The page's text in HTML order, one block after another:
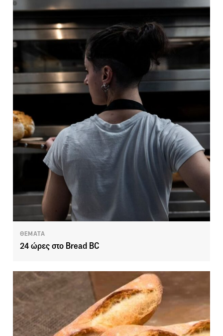
ΘΕΜΑΤΑ
24 ώρες στο Bread BC